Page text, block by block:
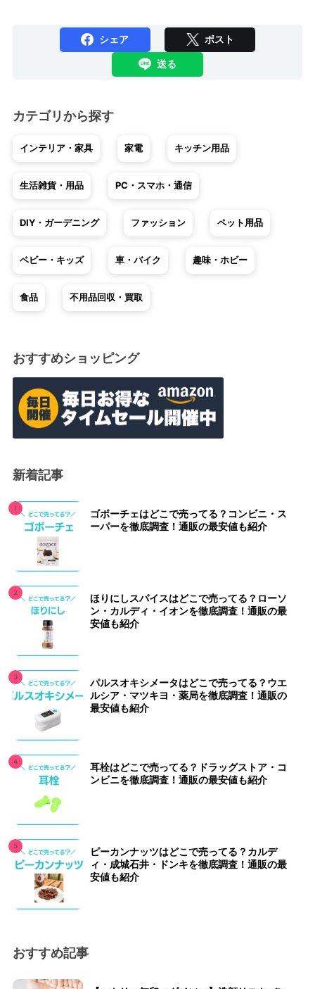
シェア ポスト
送る
カテゴリから探す
インテリア・家具 家電 キッチン用品
生活雑貨・用品 PC・スマホ・通信
DIY・ガーデニング ファッション ペット用品
ベビー・キッズ 車・バイク 趣味・ホビー
食品 不用品回収・買取
おすすめショッピング
新着記事
ゴボーチェはどこで売ってる？コンビニ・ス
ーパーを徹底調査！通販の最安値も紹介
ほりにしスパイスはどこで売ってる？ローソ
ン・カルディ・イオンを徹底調査！通販の最
安値も紹介
パルスオキシメータはどこで売ってる？ウエ
ルシア・マツキヨ・薬局を徹底調査！通販の
最安値も紹介
耳栓はどこで売ってる？ドラッグストア・コ
ンビニを徹底調査！通販の最安値も紹介
ピーカンナッツはどこで売ってる？カルデ
ィ・成城石井・ドンキを徹底調査！通販の最
安値も紹介
おすすめ記事